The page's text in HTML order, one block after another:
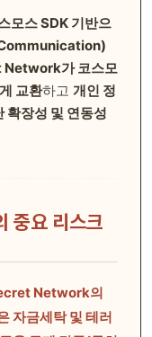
모스 SDK 기반으
Network가 코스모
교환하고 개인 정
확장성 및 연동성
요 리스크
Network의
자금세탁 및 테러